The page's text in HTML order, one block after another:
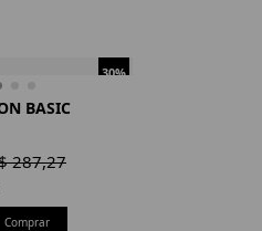
30%
BASIC
287,27
Comprar